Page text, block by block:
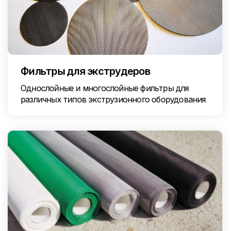
Фильтры для экструдеров
Однослойные и многослойные фильтры для
различных типов экструзионного оборудования